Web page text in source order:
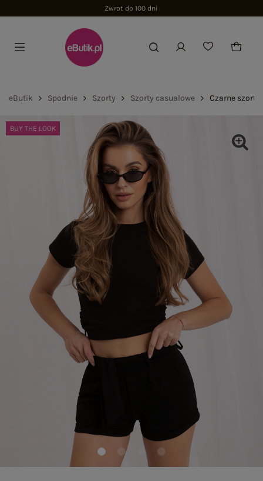
Zwrot do 100 dni
eButik Spodnie Szorty Szorty casualowe Czarne szorty
BUY THE LOOK